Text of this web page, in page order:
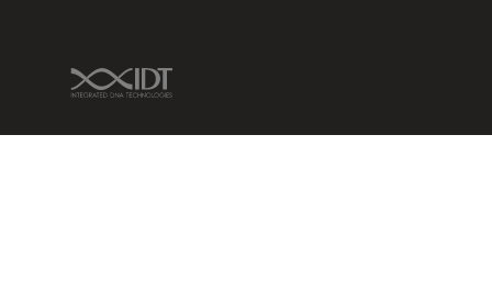
IDT Link